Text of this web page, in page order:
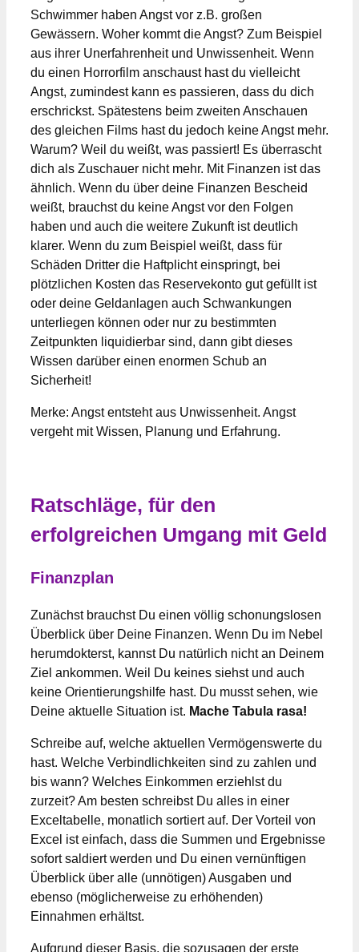
Schwimmer haben Angst vor z.B. großen
Gewässern. Woher kommt die Angst? Zum Beispiel
aus ihrer Unerfahrenheit und Unwissenheit. Wenn
du einen Horrorfilm anschaust hast du vielleicht
Angst, zumindest kann es passieren, dass du dich
erschrickst. Spätestens beim zweiten Anschauen
des gleichen Films hast du jedoch keine Angst mehr.
Warum? Weil du weißt, was passiert! Es überrascht
dich als Zuschauer nicht mehr. Mit Finanzen ist das
ähnlich. Wenn du über deine Finanzen Bescheid
weißt, brauchst du keine Angst vor den Folgen
haben und auch die weitere Zukunft ist deutlich
klarer. Wenn du zum Beispiel weißt, dass für
Schäden Dritter die Haftplicht einspringt, bei
plötzlichen Kosten das Reservekonto gut gefüllt ist
oder deine Geldanlagen auch Schwankungen
unterliegen können oder nur zu bestimmten
Zeitpunkten liquidierbar sind, dann gibt dieses
Wissen darüber einen enormen Schub an
Sicherheit!
Merke: Angst entsteht aus Unwissenheit. Angst
vergeht mit Wissen, Planung und Erfahrung.
Ratschläge, für den
erfolgreichen Umgang mit Geld
Finanzplan
Zunächst brauchst Du einen völlig schonungslosen
Überblick über Deine Finanzen. Wenn Du im Nebel
herumdokterst, kannst Du natürlich nicht an Deinem
Ziel ankommen. Weil Du keines siehst und auch
keine Orientierungshilfe hast. Du musst sehen, wie
Deine aktuelle Situation ist. Mache Tabula rasa!
Schreibe auf, welche aktuellen Vermögenswerte du
hast. Welche Verbindlichkeiten sind zu zahlen und
bis wann? Welches Einkommen erziehlst du
zurzeit? Am besten schreibst Du alles in einer
Exceltabelle, monatlich sortiert auf. Der Vorteil von
Excel ist einfach, dass die Summen und Ergebnisse
sofort saldiert werden und Du einen vernünftigen
Überblick über alle (unnötigen) Ausgaben und
ebenso (möglicherweise zu erhöhenden)
Einnahmen erhältst.
Aufgrund dieser Basis, die sozusagen der erste